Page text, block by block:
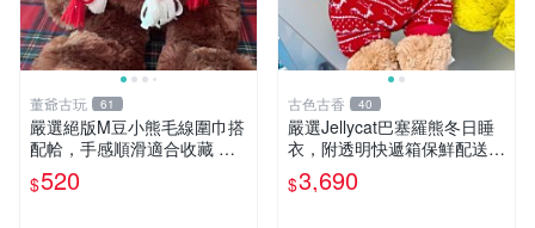
董爺古玩 61
嚴選絕版M豆小熊毛線圍巾搭
配帢，手感順滑適合收藏 絕
版M豆小熊、圍巾、毛線帢
經典好搭
$520
古色古香 40
嚴選Jellycat巴塞羅熊冬日睡
衣，附透明快遞箱保鮮配送，
童趣可愛可收藏 巴塞羅熊 睡
衣 透明袋
$3,690